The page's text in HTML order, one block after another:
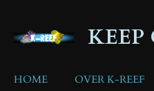
direct
naar
hoofdinhoud
KEEP
HOME OVER K-REEF